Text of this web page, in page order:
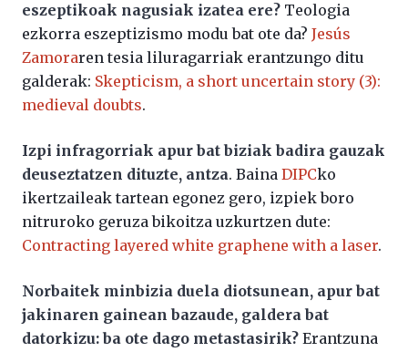
eszeptikoak nagusiak izatea ere? Teologia
ezkorra eszeptizismo modu bat ote da? Jesús
Zamoraren tesia liluragarriak erantzungo ditu
galderak: Skepticism, a short uncertain story (3):
medieval doubts.
Izpi infragorriak apur bat biziak badira gauzak
deuseztatzen dituzte, antza. Baina DIPCko
ikertzaileak tartean egonez gero, izpiek boro
nitruroko geruza bikoitza uzkurtzen dute:
Contracting layered white graphene with a laser.
Norbaitek minbizia duela diotsunean, apur bat
jakinaren gainean bazaude, galdera bat
datorkizu: ba ote dago metastasirik? Erantzuna